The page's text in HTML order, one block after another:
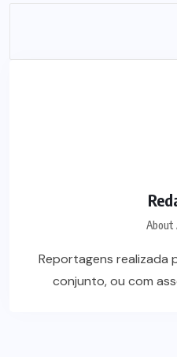
About
Reportagens realizada
conjunto, ou com